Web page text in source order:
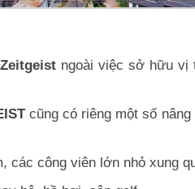
ngoài việc sở hữu vị
cũng có riêng một số
các công viên lớn nhỏ xung